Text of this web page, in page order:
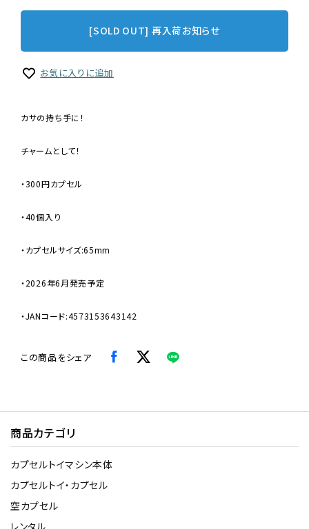
[SOLD OUT] 再入荷お知らせ
お気に入りに追加
カサの持ち手に！
チャームとして！
・300円カプセル
・40個入り
・カプセルサイズ:65mm
・2026年6月発売予定
・JANコード:4573153643142
この商品をシェア
商品カテゴリ
カプセルトイマシン本体
カプセルトイ・カプセル
空カプセル